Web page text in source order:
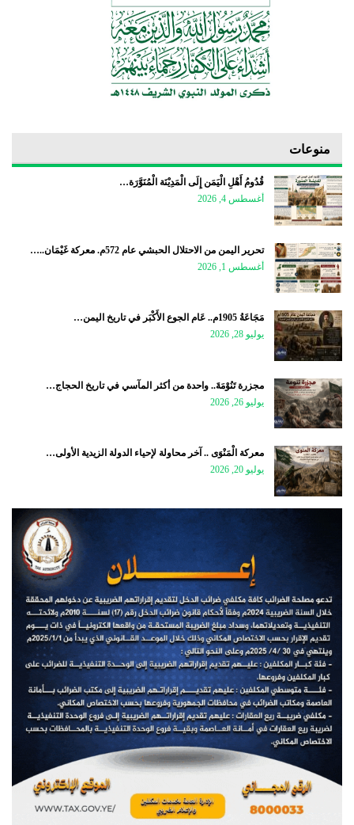
منوعات
قُدُومُ أَهْلِ الْيَمَن إِلَى الْمَدِيْنَة الْمُنَوَّرَة…
أغسطس 4, 2026
تحرير اليمن من الاحتلال الحبشي عام 572م. معركة غَيْمَان..…
أغسطس 1, 2026
مَجَاعَةُ 1905م.. عَام الجوع الأَكْبَر في تاريخ اليمن…
يوليو 28, 2026
مجزرة تَنُوْمَةَ.. واحدة من أكثر المآسي في تاريخ الحجاج…
يوليو 26, 2026
معركة الْمَنْوَى .. آخر محاولة لإحياء الدولة الزيدية الأولى…
يوليو 20, 2026